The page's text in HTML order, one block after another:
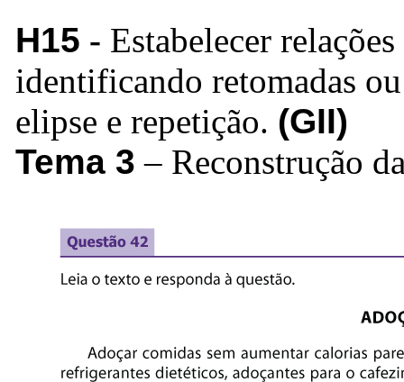
H15 - Estabelecer
identificando retomadas
elipse e repetição. (GII)
Tema 3 – Reconstrução